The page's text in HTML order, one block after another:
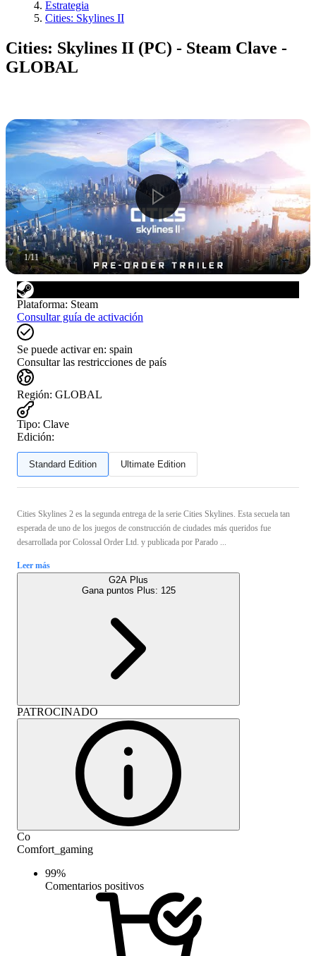
Estrategia
Cities: Skylines II
Cities: Skylines II (PC) - Steam Clave -
GLOBAL
1/11
Plataforma: Steam
Consultar guía de activación
Se puede activar en: spain
Consultar las restricciones de país
Región: GLOBAL
Tipo: Clave
Edición:
Standard Edition Ultimate Edition
Cities Skylines 2 es la segunda entrega de la serie Cities Skylines. Esta secuela tan
esperada de uno de los juegos de construcción de ciudades más queridos fue
desarrollada por Colossal Order Ltd. y publicada por Parado ...
Leer más
G2A Plus
Gana puntos Plus: 125
PATROCINADO
Co
Comfort_gaming
99%
Comentarios positivos